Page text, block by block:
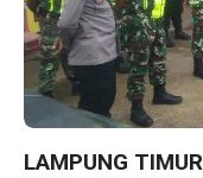
LAMPUNG